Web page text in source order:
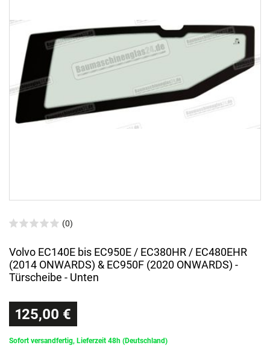
(0)
Volvo EC140E bis EC950E / EC380HR / EC480EHR
(2014 ONWARDS) & EC950F (2020 ONWARDS) -
Türscheibe - Unten
125,00 €
Sofort versandfertig, Lieferzeit 48h (Deutschland)